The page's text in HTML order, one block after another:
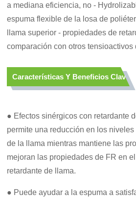
a mediana eficiencia, no -
espuma flexible de la losa de
llama superior - propiedades de
comparación con otros tensioactivos
Características Y Beneficios Clave
● Efectos sinérgicos con retardante
permite una reducción en los
de la llama mientras mantiene las
mejoran las propiedades de FR en
retardante de llama.
● Puede ayudar a la espuma a